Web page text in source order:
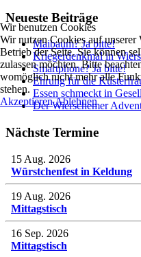
Neueste Beiträge
Maibaum? Ja bitte!
Kriegerdenkmal in
Smartphone? Ja bitte!
Ehrung für die
Essen schmeckt in
Der Wierschemer
Nächste Termine
15 Aug. 2026
Würstchenfest in Keldung
19 Aug. 2026
Mittagstisch
16 Sep. 2026
Mittagstisch
Wir benutzen Cookies
Wir nutzen Cookies auf unserer
Betrieb der Seite. Sie können
zulassen möchten. Bitte
womöglich nicht mehr alle
stehen.
AkzeptierenAblehnen